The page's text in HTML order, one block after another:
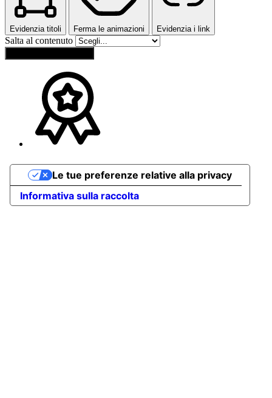
Evidenzia titoli Ferma le animazioni Evidenzia i link
Salta al contenuto
Informativa sulla raccolta
Le tue preferenze relative alla privacy